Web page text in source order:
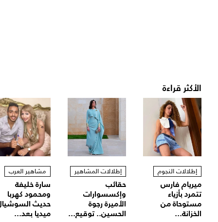
الأكثر قراءة
إطلالات النجوم
ميريام فارس
تتمرد بأزياء
مستوحاة من
الخزانة...
إطلالات المشاهير
حقائب
وإكسسوارات
الأميرة رجوة
الحسين.. توقيع...
مشاهير العرب
سارة خليفة
ومحمود كهربا
حديث
ميديا بعد...